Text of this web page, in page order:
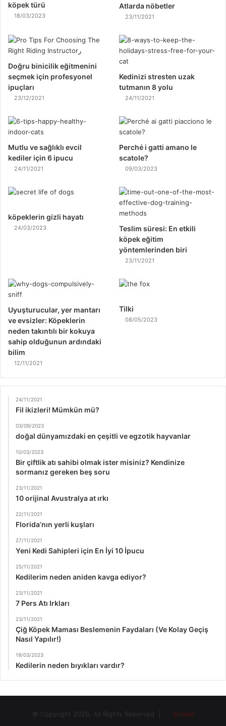
köpek türü
18/03/2023
Atlarda nöbetler
23/11/2021
Doğru binicilik eğitmenini
seçmek için profesyonel
ipuçları
23/12/2021
Kedinizi stresten uzak
tutmanın 8 yolu
24/11/2021
Mutlu ve sağlıklı evcil
kediler için 6 ipucu
24/11/2021
Perché i gatti amano le
scatole?
09/03/2023
köpeklerin gizli hayatı
24/03/2023
Teslim süresi: En etkili
köpek eğitim
yöntemlerinden biri
23/11/2021
Uyuşturucular, yer mantarı
ve evsizler: Köpeklerin
neden takıntılı bir kokuya
sahip olduğunun ardındaki
bilim
12/11/2021
Tilki
08/05/2023
24/11/2021
Fil ikizleri! Mümkün mü?
03/09/2023
doğal dünyamızdaki en çeşitli ve egzotik hayvanlar
10/03/2023
Bir çiftlik atı sahibi olmak ister misiniz? Kendinize
sormanız gereken beş soru
23/11/2021
10 orijinal Avustralya at ırkı
22/11/2021
Florida’nın yerli kuşları
27/11/2021
Yeni Kedi Sahipleri için En İyi 10 İpucu
25/11/2021
Kedilerim neden aniden kavga ediyor?
23/11/2021
7 Pers Atı Irkları
23/11/2021
Çiğ Köpek Maması Beslemenin Faydaları (Ve Kolay Geçiş
Nasıl Yapılır!)
19/03/2023
Kedilerin neden bıyıkları vardır?
© Copyright 2026, All Rights Reserved | dtrenn